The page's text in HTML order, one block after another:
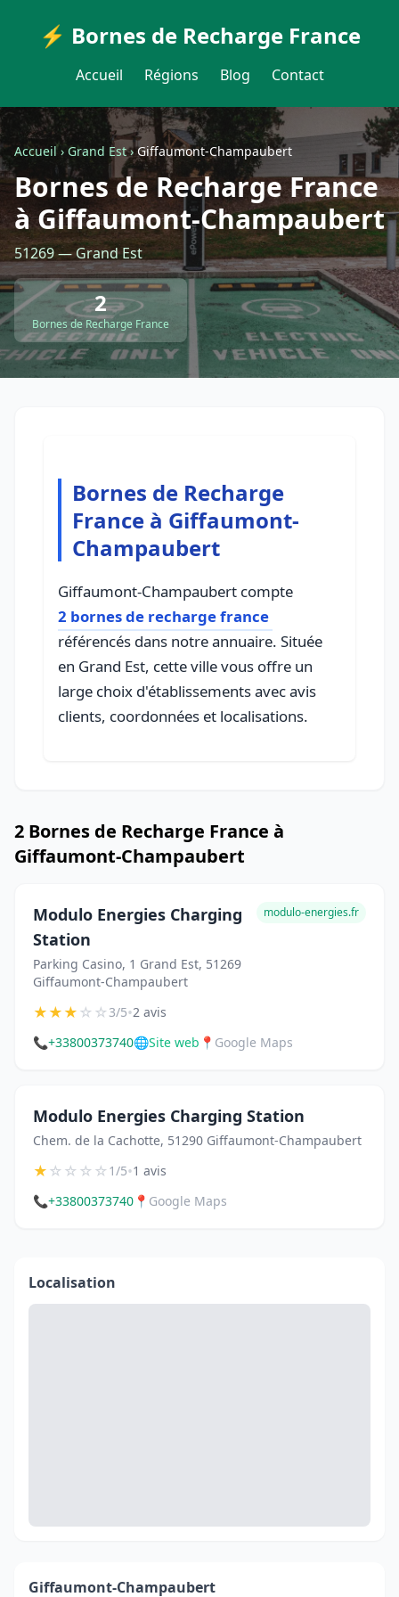
⚡ Bornes de Recharge France
Accueil Régions Blog Contact
Accueil›Grand Est›Giffaumont-Champaubert
Bornes de Recharge France
à Giffaumont-Champaubert
51269 — Grand Est
2
Bornes de Recharge France
Bornes de Recharge
France à Giffaumont-
Champaubert
Giffaumont-Champaubert compte
2 bornes de recharge france
référencés dans notre annuaire. Située
en Grand Est, cette ville vous offre un
large choix d'établissements avec avis
clients, coordonnées et localisations.
2 Bornes de Recharge France à
Giffaumont-Champaubert
Modulo Energies Charging
Station
Parking Casino, 1 Grand Est, 51269
Giffaumont-Champaubert
modulo-energies.fr
★★★☆☆3/5•2 avis
📞+33800373740🌐Site web 📍 Google Maps
Modulo Energies Charging Station
Chem. de la Cachotte, 51290 Giffaumont-Champaubert
★☆☆☆☆1/5•1 avis
📞+33800373740 📍 Google Maps
Localisation
Giffaumont-Champaubert